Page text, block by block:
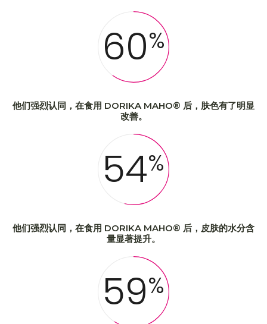
60%
他们强烈认同，在食用 DORIKA MAHO® 后，肤色有了明显
改善。
54%
他们强烈认同，在食用 DORIKA MAHO® 后，皮肤的水分含
量显著提升。
59%